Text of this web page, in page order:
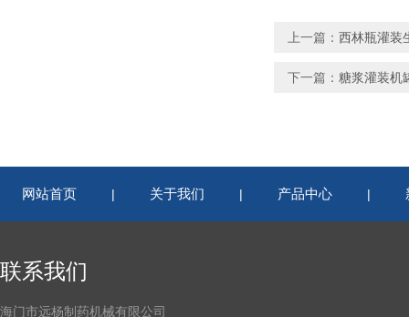
上一篇： 西林瓶灌装
下一篇： 糖浆灌装机
网站首页 | 关于我们 | 产品中心 |
联系我们
海门市远杨制药机械有限公司